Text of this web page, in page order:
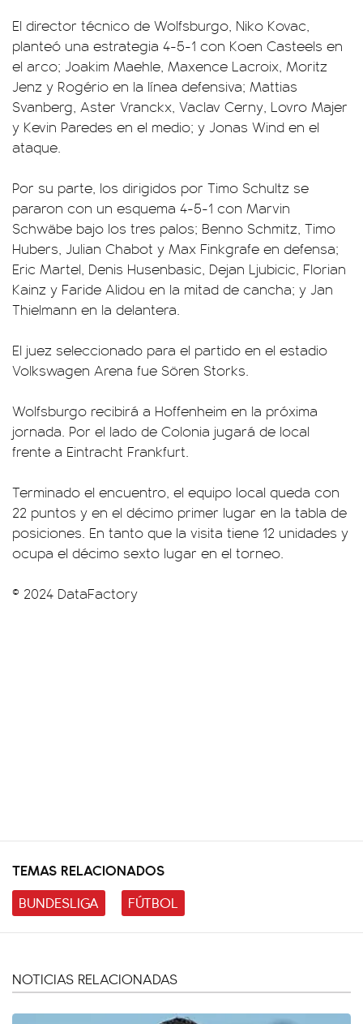
El director técnico de Wolfsburgo, Niko Kovac,
planteó una estrategia 4-5-1 con Koen Casteels en
el arco; Joakim Maehle, Maxence Lacroix, Moritz
Jenz y Rogério en la línea defensiva; Mattias
Svanberg, Aster Vranckx, Vaclav Cerny, Lovro Majer
y Kevin Paredes en el medio; y Jonas Wind en el
ataque.
Por su parte, los dirigidos por Timo Schultz se
pararon con un esquema 4-5-1 con Marvin
Schwäbe bajo los tres palos; Benno Schmitz, Timo
Hubers, Julian Chabot y Max Finkgrafe en defensa;
Eric Martel, Denis Husenbasic, Dejan Ljubicic, Florian
Kainz y Faride Alidou en la mitad de cancha; y Jan
Thielmann en la delantera.
El juez seleccionado para el partido en el estadio
Volkswagen Arena fue Sören Storks.
Wolfsburgo recibirá a Hoffenheim en la próxima
jornada. Por el lado de Colonia jugará de local
frente a Eintracht Frankfurt.
Terminado el encuentro, el equipo local queda con
22 puntos y en el décimo primer lugar en la tabla de
posiciones. En tanto que la visita tiene 12 unidades y
ocupa el décimo sexto lugar en el torneo.
© 2024 DataFactory
TEMAS RELACIONADOS
BUNDESLIGA
FÚTBOL
NOTICIAS RELACIONADAS